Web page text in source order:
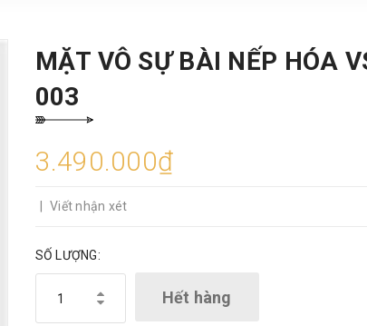
MẶT VÔ SỰ BÀI NẾP HÓA
003
3.490.000₫
Viết nhận xét
SỐ LƯỢNG:
Hết hàng